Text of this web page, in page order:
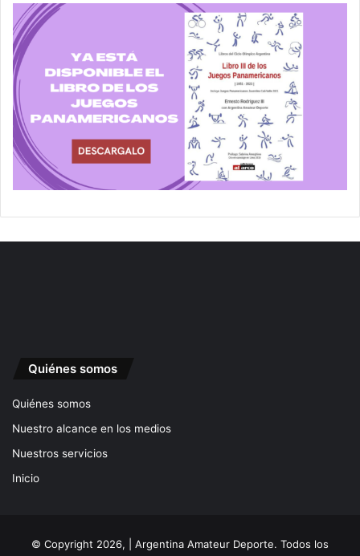
Quiénes somos
Quiénes somos
Nuestro alcance en los medios
Nuestros servicios
Inicio
© Copyright 2026, | Argentina Amateur Deporte. Todos los